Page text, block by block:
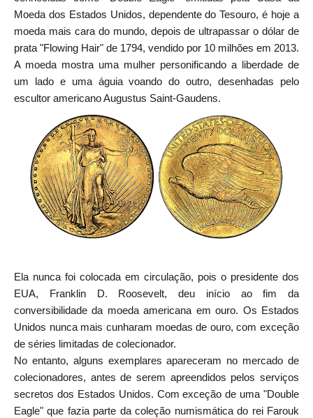
Moeda dos Estados Unidos, dependente do Tesouro, é hoje a
moeda mais cara do mundo, depois de ultrapassar o dólar de
prata "Flowing Hair" de 1794, vendido por 10 milhões em 2013.
A moeda mostra uma mulher personificando a liberdade de
um lado e uma águia voando do outro, desenhadas pelo
escultor americano Augustus Saint-Gaudens.
Ela nunca foi colocada em circulação, pois o presidente dos
EUA, Franklin D. Roosevelt, deu início ao fim da
conversibilidade da moeda americana em ouro. Os Estados
Unidos nunca mais cunharam moedas de ouro, com exceção
de séries limitadas de colecionador.
No entanto, alguns exemplares apareceram no mercado de
colecionadores, antes de serem apreendidos pelos serviços
secretos dos Estados Unidos. Com exceção de uma "Double
Eagle" que fazia parte da coleção numismática do rei Farouk